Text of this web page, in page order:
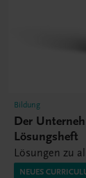
Bildung
Der
Lösungsheft
Lösungen zu
NEUES